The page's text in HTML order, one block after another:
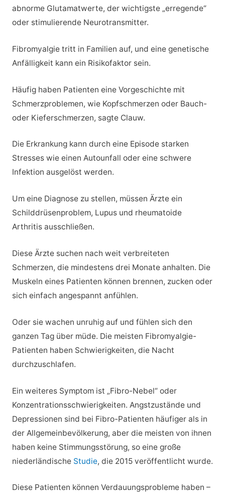
abnorme Glutamatwerte, der wichtigste „erregende“
oder stimulierende Neurotransmitter.
Fibromyalgie tritt in Familien auf, und eine genetische
Anfälligkeit kann ein Risikofaktor sein.
Häufig haben Patienten eine Vorgeschichte mit
Schmerzproblemen, wie Kopfschmerzen oder Bauch-
oder Kieferschmerzen, sagte Clauw.
Die Erkrankung kann durch eine Episode starken
Stresses wie einen Autounfall oder eine schwere
Infektion ausgelöst werden.
Um eine Diagnose zu stellen, müssen Ärzte ein
Schilddrüsenproblem, Lupus und rheumatoide
Arthritis ausschließen.
Diese Ärzte suchen nach weit verbreiteten
Schmerzen, die mindestens drei Monate anhalten. Die
Muskeln eines Patienten können brennen, zucken oder
sich einfach angespannt anfühlen.
Oder sie wachen unruhig auf und fühlen sich den
ganzen Tag über müde. Die meisten Fibromyalgie-
Patienten haben Schwierigkeiten, die Nacht
durchzuschlafen.
Ein weiteres Symptom ist „Fibro-Nebel“ oder
Konzentrationsschwierigkeiten. Angstzustände und
Depressionen sind bei Fibro-Patienten häufiger als in
der Allgemeinbevölkerung, aber die meisten von ihnen
haben keine Stimmungsstörung, so eine große
niederländische Studie, die 2015 veröffentlicht wurde.
Diese Patienten können Verdauungsprobleme haben –